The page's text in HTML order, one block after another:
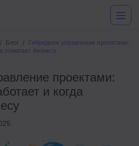
Блог
Гибридное управление проектами:
помогает бизнесу
проектами:
и когда